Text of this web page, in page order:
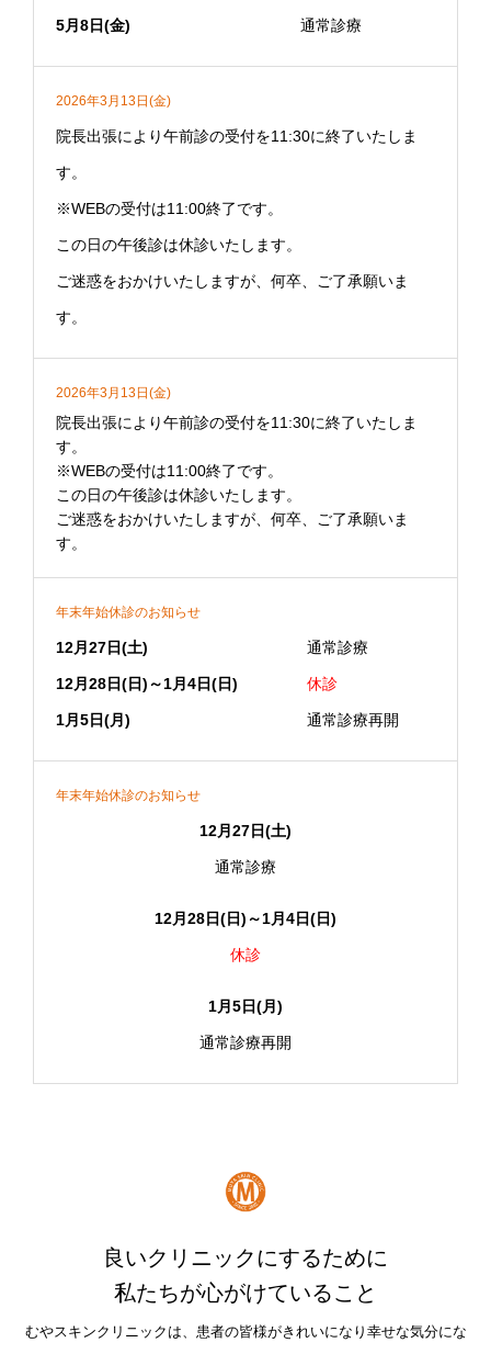
5月8日(金) 通常診療
2026年3月13日(金)
院長出張により午前診の受付を11:30に終了いたしま
す。
※WEBの受付は11:00終了です。
この日の午後診は休診いたします。
ご迷惑をおかけいたしますが、何卒、ご了承願いま
す。
2026年3月13日(金)
院長出張により午前診の受付を11:30に終了いたしま
す。
※WEBの受付は11:00終了です。
この日の午後診は休診いたします。
ご迷惑をおかけいたしますが、何卒、ご了承願いま
す。
年末年始休診のお知らせ
12月27日(土) 通常診療
12月28日(日)～1月4日(日) 休診
1月5日(月) 通常診療再開
年末年始休診のお知らせ
12月27日(土)
通常診療
12月28日(日)～1月4日(日)
休診
1月5日(月)
通常診療再開
良いクリニックにするために
私たちが心がけていること
むやスキンクリニックは、患者の皆様がきれいになり幸せな気分にな